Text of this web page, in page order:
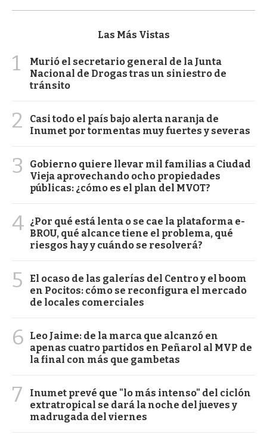
Las Más Vistas
1
Murió el secretario general de la Junta
Nacional de Drogas tras un siniestro de
tránsito
2
Casi todo el país bajo alerta naranja de
Inumet por tormentas muy fuertes y severas
3
Gobierno quiere llevar mil familias a Ciudad
Vieja aprovechando ocho propiedades
públicas: ¿cómo es el plan del MVOT?
4 ¿Por qué está lenta o se cae la plataforma e-
BROU, qué alcance tiene el problema, qué
riesgos hay y cuándo se resolverá?
5
El ocaso de las galerías del Centro y el boom
en Pocitos: cómo se reconfigura el mercado
de locales comerciales
6
Leo Jaime: de la marca que alcanzó en
apenas cuatro partidos en Peñarol al MVP de
la final con más que gambetas
7
Inumet prevé que "lo más intenso" del ciclón
extratropical se dará la noche del jueves y
madrugada del viernes